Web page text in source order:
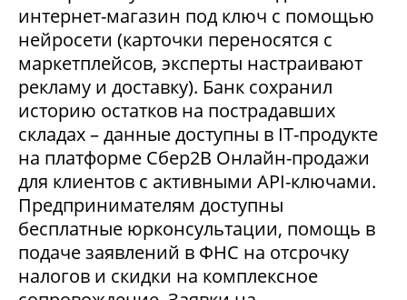
интернет-магазин под ключ с помощью
нейросети (карточки переносятся с
маркетплейсов, эксперты настраивают
рекламу и доставку). Банк сохранил
историю остатков на пострадавших
складах – данные доступны в IT-продукте
на платформе Сбер2В Онлайн-продажи
для клиентов с активными API-ключами.
Предпринимателям доступны
бесплатные юрконсультации, помощь в
подаче заявлений в ФНС на отсрочку
налогов и скидки на комплексное